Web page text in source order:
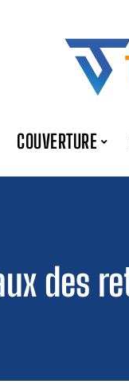
COUVERTURE
des